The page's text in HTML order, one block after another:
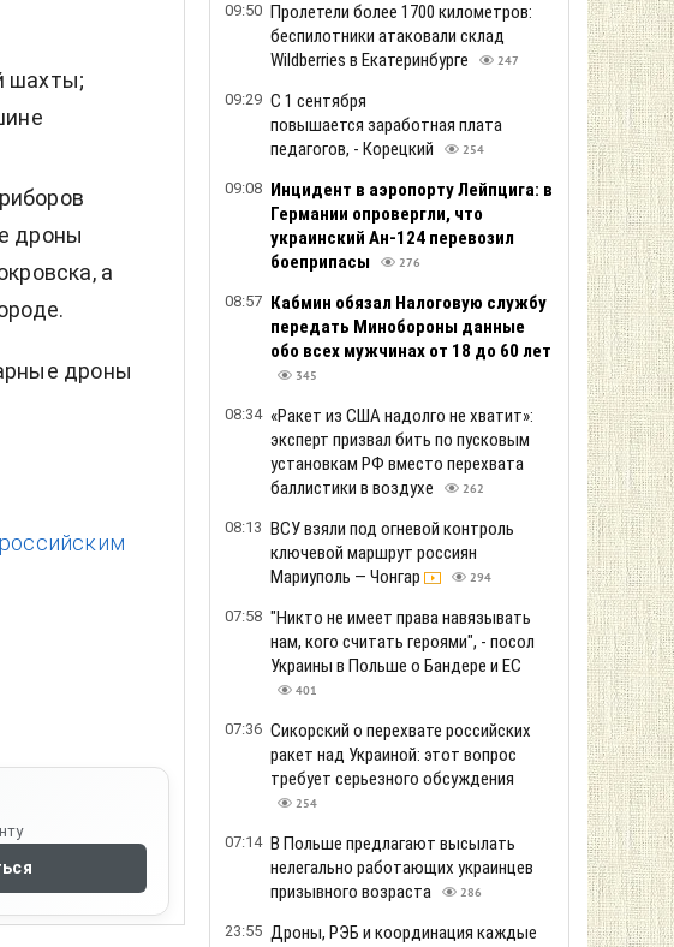
шахты;
дроны
а
дроны
09:50 Пролетели более 1700 километров:
беспилотники атаковали склад
Wildberries в Екатеринбурге
247
09:29 С 1 сентября
повышается заработная плата
педагогов, - Корецкий
254
09:08 Инцидент в аэропорту Лейпцига: в
Германии опровергли, что
украинский Ан-124 перевозил
боеприпасы
276
08:57 Кабмин обязал Налоговую службу
передать Минобороны данные
обо всех мужчинах от 18 до 60 лет
345
08:34 «Ракет из США надолго не хватит»:
эксперт призвал бить по пусковым
установкам РФ вместо перехвата
баллистики в воздухе
262
08:13 ВСУ взяли под огневой контроль
ключевой маршрут россиян
Мариуполь — Чонгар
294
07:58 "Никто не имеет права навязывать
нам, кого считать героями", - посол
Украины в Польше о Бандере и ЕС
401
07:36 Сикорский о перехвате российских
ракет над Украиной: этот вопрос
требует серьезного обсуждения
254
07:14 В Польше предлагают высылать
нелегально работающих украинцев
призывного возраста
286
23:55 Дроны, РЭБ и координация каждые